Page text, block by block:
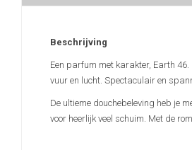
Beschrijving
Een parfum met karakter, Earth
vuur en lucht. Spectaculair en
De ultieme douchebeleving heb je
voor heerlijk veel schuim. Met de